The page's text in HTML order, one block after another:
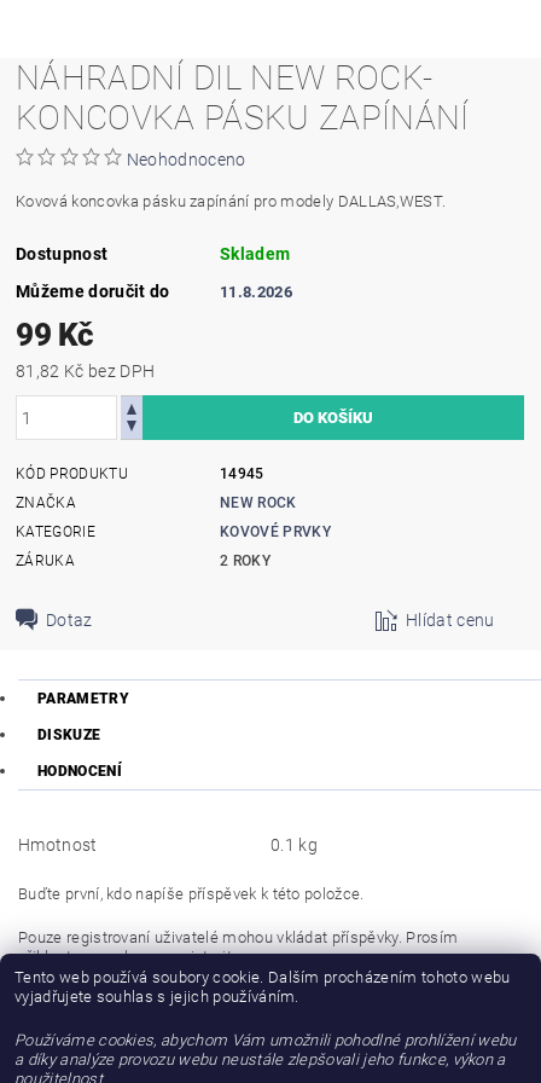
NÁHRADNÍ DIL NEW ROCK-
KONCOVKA PÁSKU ZAPÍNÁNÍ
Neohodnoceno
Kovová koncovka pásku zapínání pro modely DALLAS,WEST.
Dostupnost
Skladem
Můžeme doručit do
11.8.2026
99 Kč
81,82 Kč bez DPH
KÓD PRODUKTU
14945
ZNAČKA
NEW ROCK
KATEGORIE
KOVOVÉ PRVKY
ZÁRUKA
2 ROKY
Dotaz Hlídat cenu
PARAMETRY
DISKUZE
HODNOCENÍ
Hmotnost 0.1 kg
Buďte první, kdo napíše příspěvek k této položce.
Pouze registrovaní uživatelé mohou vkládat příspěvky. Prosím
přihlaste senebo seregistrujte.
Buďte první, kdo napíše příspěvek k této položce.
Přidat hodnocení
Tento web používá soubory cookie. Dalším procházením tohoto webu
vyjadřujete souhlas s jejich používáním.
Používáme cookies, abychom Vám umožnili pohodlné prohlížení webu
a díky analýze provozu webu neustále zlepšovali jeho funkce, výkon a
použitelnost.